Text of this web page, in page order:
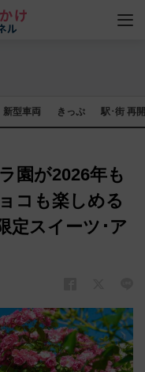
新型車両 きっぷ 駅･街 再
園が2026年も
コも楽しめる
定スイーツ･ア